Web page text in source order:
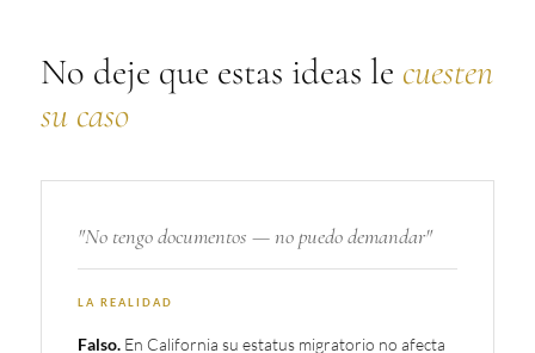
No deje que estas ideas le cuesten
su caso
"No tengo documentos — no puedo demandar"
LA REALIDAD
Falso. En California su estatus migratorio no afecta